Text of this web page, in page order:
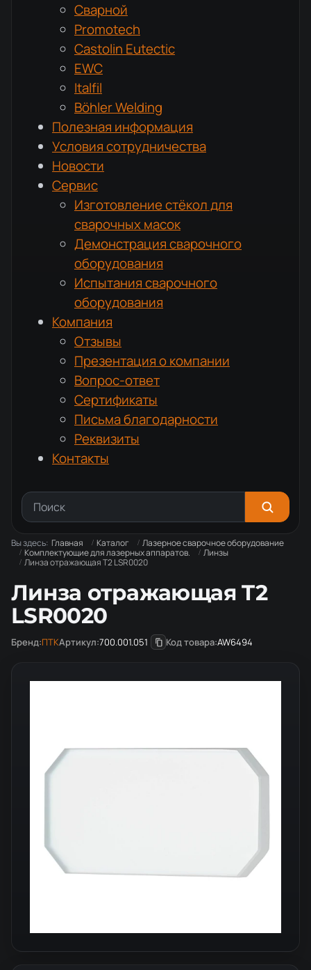
Сварной
Promotech
Castolin Eutectic
EWC
Italfil
Böhler Welding
Полезная информация
Условия сотрудничества
Новости
Сервис
Изготовление стёкол для
сварочных масок
Демонстрация сварочного
оборудования
Испытания сварочного
оборудования
Компания
Отзывы
Презентация о компании
Вопрос-ответ
Сертификаты
Письма благодарности
Реквизиты
Контакты
Вы здесь: Главная Каталог
Лазерное сварочное оборудование
Комплектующие для лазерных аппаратов.
Линзы
Линза отражающая T2 LSR0020
Линза отражающая T2
LSR0020
Бренд:ПТКАртикул:700.001.051 Код товара:AW6494